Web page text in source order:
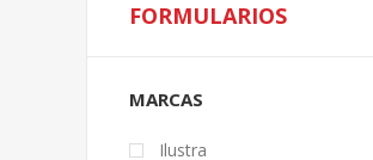
FORMULARIOS
MARCAS
Ilustra